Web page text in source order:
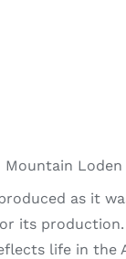
Mountain
as it
its
life in the